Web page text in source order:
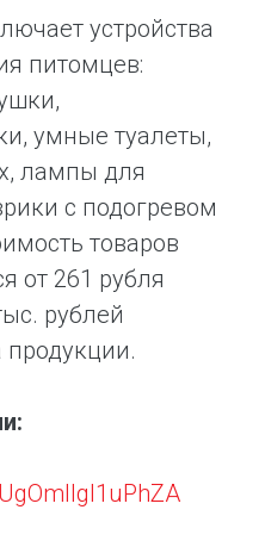
устройства
питомцев:
умные туалеты,
лампы для
с подогревом
товаров
от 261 рубля
рублей
продукции.